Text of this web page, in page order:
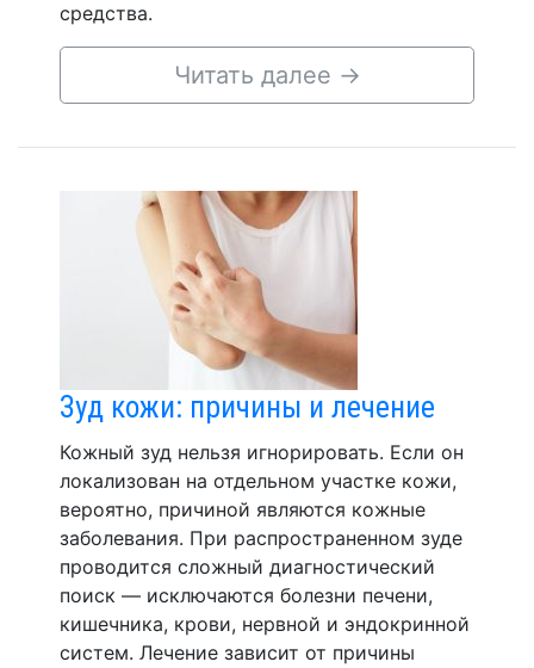
средства.
Читать далее →
Зуд кожи: причины и лечение
Кожный зуд нельзя игнорировать. Если он
локализован на отдельном участке кожи,
вероятно, причиной являются кожные
заболевания. При распространенном зуде
проводится сложный диагностический
поиск — исключаются болезни печени,
кишечника, крови, нервной и эндокринной
систем. Лечение зависит от причины